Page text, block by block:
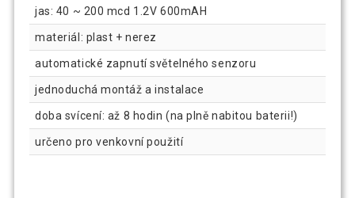
jas: 40 ~ 200 mcd 1.2V 600mAH
materiál: plast + nerez
automatické zapnutí světelného senzoru
jednoduchá montáž a instalace
doba svícení: až 8 hodin (na plně nabitou baterii!)
určeno pro venkovní použití